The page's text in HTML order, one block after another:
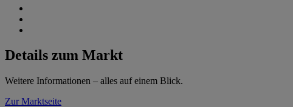
Details zum Markt
Weitere Informationen – alles auf einem Blick.
Zur Marktseite